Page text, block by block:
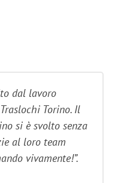
dal lavoro
Torino. Il
si è svolto senza
al loro team
vivamente!”.